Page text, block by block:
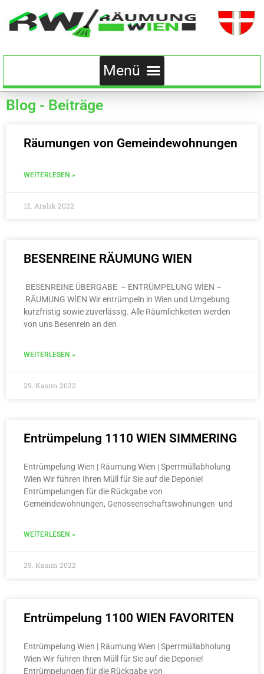
Blog - Beiträge
Räumungen von Gemeindewohnungen
WEITERLESEN »
12. Aralık 2022
BESENREINE RÄUMUNG WIEN
BESENREINE ÜBERGABE – ENTRÜMPELUNG WİEN –
RÄUMUNG WİEN Wir entrümpeln in Wien und Umgebung
kurzfristig sowie zuverlässig. Alle Räumlichkeiten werden
von uns Besenrein an den
WEITERLESEN »
29. Kasım 2022
Entrümpelung 1110 WIEN SIMMERING
Entrümpelung Wien | Räumung Wien | Sperrmüllabholung
Wien Wir führen Ihren Müll für Sie auf die Deponie!
Entrümpelungen für die Rückgabe von
Gemeindewohnungen, Genossenschaftswohnungen und
WEITERLESEN »
29. Kasım 2022
Entrümpelung 1100 WIEN FAVORITEN
Entrümpelung Wien | Räumung Wien | Sperrmüllabholung
Wien Wir führen Ihren Müll für Sie auf die Deponie!
Entrümpelungen für die Rückgabe von